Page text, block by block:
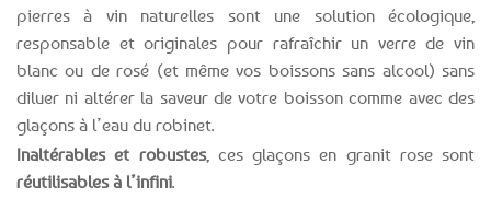
pierres à vin naturelles sont une solution écologique,
responsable et originales pour rafraîchir un verre de vin
blanc ou de rosé (et même vos boissons sans alcool) sans
diluer ni altérer la saveur de votre boisson comme avec des
glaçons à l’eau du robinet.
Inaltérables et robustes, ces glaçons en granit rose sont
réutilisables à l’infini.